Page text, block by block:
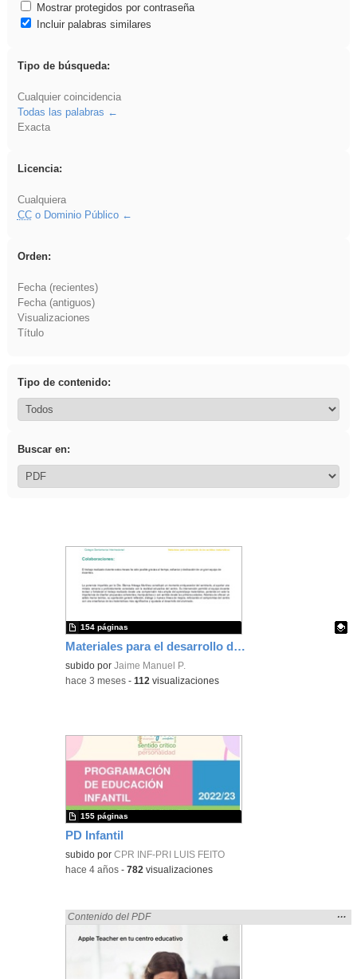
Mostrar protegidos por contraseña
Incluir palabras similares
Tipo de búsqueda:
Cualquier coincidencia
Todas las palabras
Exacta
Licencia:
Cualquiera
CCo Dominio Público
Orden:
Fecha (recientes)
Fecha (antiguos)
Visualizaciones
Título
Tipo de contenido:
Buscar en:
Materiales para el desarrollo de los Sentidos Matemáticos
Contenido educativo.
subido porJaime Manuel P.
154 páginas
-hace 3 meses -112 visualizaciones
PD Infantil
subido porCPR INF-PRI LUIS FEITO
155 páginas
-hace 4 años -782 visualizaciones
Encontrado «platillos» en:
Contenido del PDF
la
…